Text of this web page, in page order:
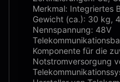
Merkmal: Integriertes
Gewicht (ca.): 30 kg,
Nennspannung: 48V
Komponente für die
Notstromversorgung